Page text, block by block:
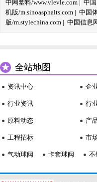
中网塑料/www.vlevle.com | 中
机版/m.sinoasphalts.com | 中国
版/m.stylechina.com | 中国信息
全站地图
资讯中心
行业资讯
原料动态
工程招标
企
行
产
市
气动球阀 卡套球阀 不